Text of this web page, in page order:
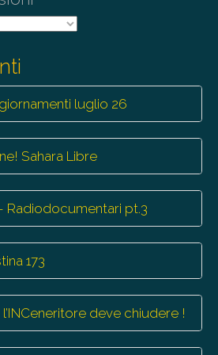
luglio 26
Sahara Libre
Radiodocumentari pt.3
173
deve chiudere !